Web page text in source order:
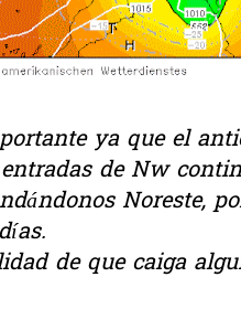
ya que el
de Nw
Noreste,
de que caiga